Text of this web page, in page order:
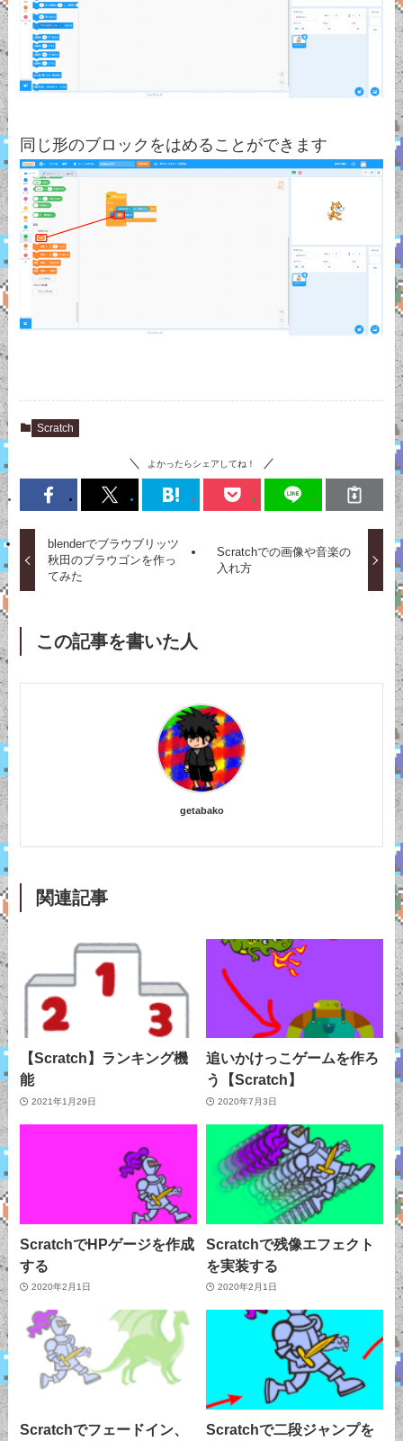
同じ形のブロックをはめることができます
Scratch
よかったらシェアしてね！
blenderでブラウブリッツ
秋田のブラウゴンを作っ
てみた
Scratchでの画像や音楽の
入れ方
この記事を書いた人
getabako
関連記事
【Scratch】ランキング機
能
2021年1月29日
追いかけっこゲームを作ろ
う【Scratch】
2020年7月3日
ScratchでHPゲージを作成
する
2020年2月1日
Scratchで残像エフェクト
を実装する
2020年2月1日
Scratchでフェードイン、
Scratchで二段ジャンプを